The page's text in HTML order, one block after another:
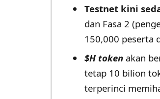
Testnet kini
dan Fasa 2
150,000 peserta
$H tokenakan
tetap 10 bilion
terperinci